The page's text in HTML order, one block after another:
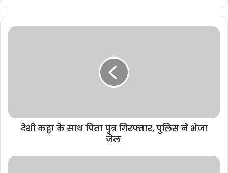
b
s
देशी कट्टा के साथ पिता पुत्र गिरफ्तार, पुलिस ने भेजा
जेल